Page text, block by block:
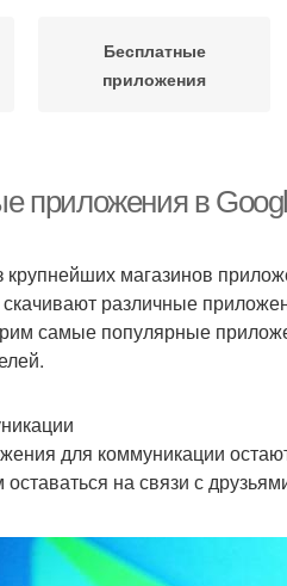
Бесплатные
приложения
приложения в
магазинов
различные
самые популярные
для коммуникации
на связи с